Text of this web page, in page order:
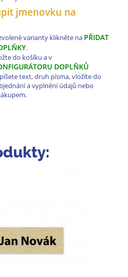
jmenovku na
varianty klikněte na PŘIDAT
.
do košíku a v
DOPLŇKŮ
text, druh písma, vložíte do
a vyplnění údajů nebo